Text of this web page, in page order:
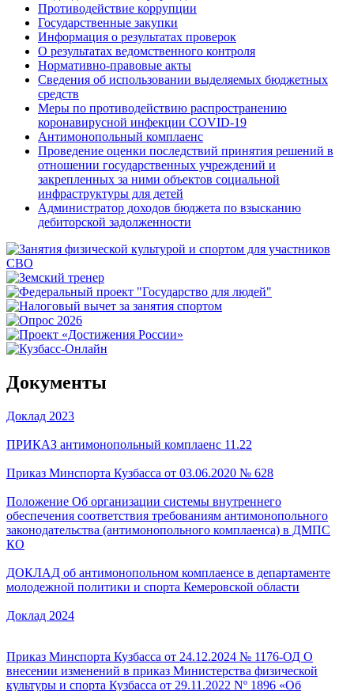
Противодействие коррупции
Государственные закупки
Информация о результатах проверок
О результатах ведомственного контроля
Нормативно-правовые акты
Сведения об использовании выделяемых бюджетных
средств
Меры по противодействию распространению
коронавирусной инфекции COVID-19
Антимонопольный комплаенс
Проведение оценки последствий принятия решений в
отношении государственных учреждений и
закрепленных за ними объектов социальной
инфраструктуры для детей
Администратор доходов бюджета по взысканию
дебиторской задолженности
Документы
Доклад 2023
ПРИКАЗ антимонопольный комплаенс 11.22
Приказ Минспорта Кузбасса от 03.06.2020 № 628
Положение Об организации системы внутреннего
обеспечения соответствия требованиям антимонопольного
законодательства (антимонопольного комплаенса) в ДМПС
КО
ДОКЛАД об антимонопольном комплаенсе в департаменте
молодежной политики и спорта Кемеровской области
Доклад 2024
Приказ Минспорта Кузбасса от 24.12.2024 № 1176-ОД О
внесении изменений в приказ Министерства физической
культуры и спорта Кузбасса от 29.11.2022 Nº 1896 «Об